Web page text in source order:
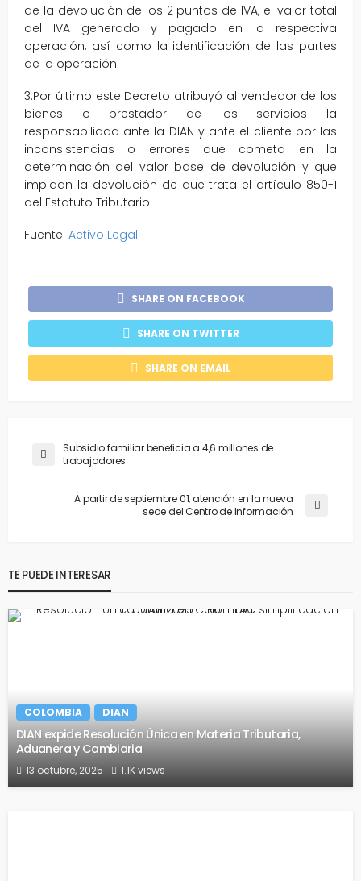
de la devolución de los 2 puntos de IVA, el valor total
del IVA generado y pagado en la respectiva
operación, así como la identificación de las partes
de la operación.
3.Por último este Decreto atribuyó al vendedor de los
bienes o prestador de los servicios la
responsabilidad ante la DIAN y ante el cliente por las
inconsistencias o errores que cometa en la
determinación del valor base de devolución y que
impidan la devolución de que trata el artículo 850-1
del Estatuto Tributario.
Fuente: Activo Legal.
SHARE ON FACEBOOK
SHARE ON TWITTER
SHARE ON EMAIL
Subsidio familiar beneficia a 4,6 millones de
trabajadores
A partir de septiembre 01, atención en la nueva
sede del Centro de Información
TE PUEDE INTERESAR
COLOMBIA DIAN
DIAN expide Resolución Única en Materia Tributaria,
Aduanera y Cambiaria
13 octubre, 2025 1.1K views